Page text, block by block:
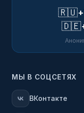
🇷🇺
🇩🇪
МЫ В СОЦСЕТЯХ
ВКонтакте